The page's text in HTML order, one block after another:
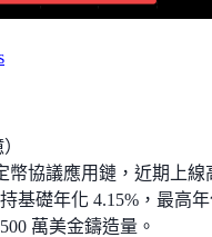
幣協議應用鏈，近期上線
基礎年化 4.15%，最高
萬美金鑄造量。